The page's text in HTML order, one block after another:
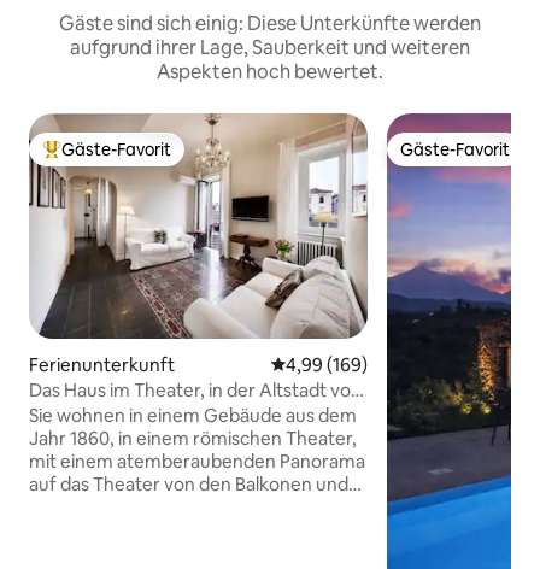
Gäste sind sich einig: Diese Unterkünfte werden
aufgrund ihrer Lage, Sauberkeit und weiteren
Aspekten hoch bewertet.
Beliebter Gäste-Favorit.
Gäste-Favorit
Ferienunterkunft Durchschnittliche Bewertung:
4,99 (169)
Das Haus im Theater, in der Altstadt von
Catania.
Sie wohnen in einem Gebäude aus dem
Jahr 1860, in einem römischen Theater,
mit einem atemberaubenden Panorama
auf das Theater von den Balkonen und
Gäste-Favorit
Gäste-Favorit